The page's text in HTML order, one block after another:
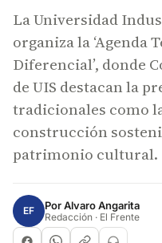
La Universidad
organiza la
Diferencial’, donde
de UIS destacan la
tradicionales como
construcción
patrimonio cultural.
EF PorAlvaro Angarita
Redacción · El Frente